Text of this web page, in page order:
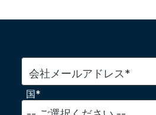
会社メールアドレス*
国*